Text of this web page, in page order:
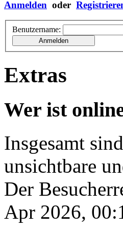
Anmelden oder
Benutzername:
Extras
Wer ist
Insgesamt sind
unsichtbare
Der
Apr 2026,